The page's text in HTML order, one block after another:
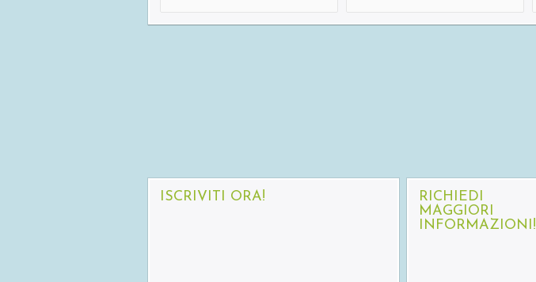
ISCRIVITI ORA!
RICHIEDI
MAGGIORI
INFORMAZIONI!